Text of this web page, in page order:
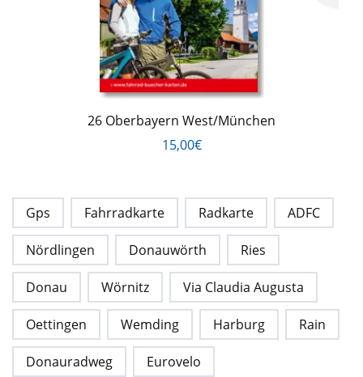
26 Oberbayern West/München
15,00€
Gps Fahrradkarte Radkarte ADFC
Nördlingen Donauwörth Ries
Donau Wörnitz Via Claudia Augusta
Oettingen Wemding Harburg Rain
Donauradweg Eurovelo